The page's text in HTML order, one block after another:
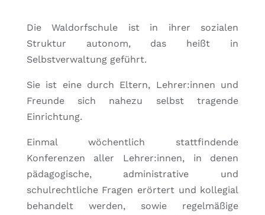
Die Waldorfschule ist in ihrer sozialen
Struktur autonom, das heißt in
Selbstverwaltung geführt.
Sie ist eine durch Eltern, Lehrer:innen und
Freunde sich nahezu selbst tragende
Einrichtung.
Einmal wöchentlich stattfindende
Konferenzen aller Lehrer:innen, in denen
pädagogische, administrative und
schulrechtliche Fragen erörtert und kollegial
behandelt werden, sowie regelmäßige